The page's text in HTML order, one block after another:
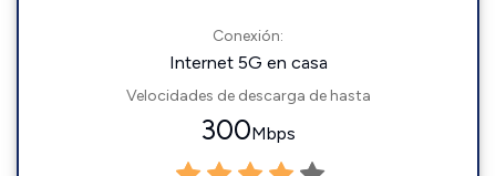
Conexión:
Internet 5G en casa
Velocidades de descarga de hasta
300Mbps